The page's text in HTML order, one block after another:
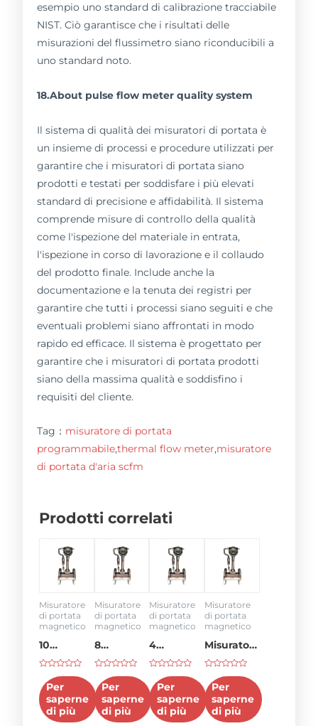
esempio uno standard di calibrazione tracciabile
NIST. Ciò garantisce che i risultati delle
misurazioni del flussimetro siano riconducibili a
uno standard noto.
18.About pulse flow meter quality system
Il sistema di qualità dei misuratori di portata è
un insieme di processi e procedure utilizzati per
garantire che i misuratori di portata siano
prodotti e testati per soddisfare i più elevati
standard di precisione e affidabilità. Il sistema
comprende misure di controllo della qualità
come l'ispezione del materiale in entrata,
l'ispezione in corso di lavorazione e il collaudo
del prodotto finale. Include anche la
documentazione e la tenuta dei registri per
garantire che tutti i processi siano seguiti e che
eventuali problemi siano affrontati in modo
rapido ed efficace. Il sistema è progettato per
garantire che i misuratori di portata prodotti
siano della massima qualità e soddisfino i
requisiti del cliente.
Tag： misuratore di portata
programmabile,thermal flow meter,misuratore
di portata d'aria scfm
Prodotti correlati
Misuratore
di portata
magnetico
10
misuratore
di portata
Voto
0
su
5
Per
saperne
di più
Misuratore
di portata
magnetico
8
misuratore
di portata
suPer
saperne
di più
Misuratore
di portata
magnetico
4
Misuratore
di portata
20ma
Voto
0
suPer
saperne
di più
Misuratore
di portata
magnetico
Misuratore
di portata
da 3
pollici
Voto
0
suPer
saperne
di più